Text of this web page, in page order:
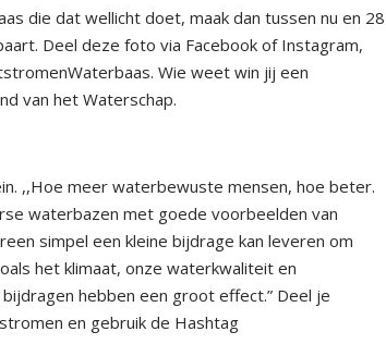
die dat wellicht doet, maak dan tussen nu en 28
Deel deze foto via Facebook of Instagram,
Wie weet win jij een
van het Waterschap.
,,Hoe meer waterbewuste mensen, hoe beter.
waterbazen met goede voorbeelden van
simpel een kleine bijdrage kan leveren om
het klimaat, onze waterkwaliteit en
hebben een groot effect.” Deel je
en gebruik de Hashtag